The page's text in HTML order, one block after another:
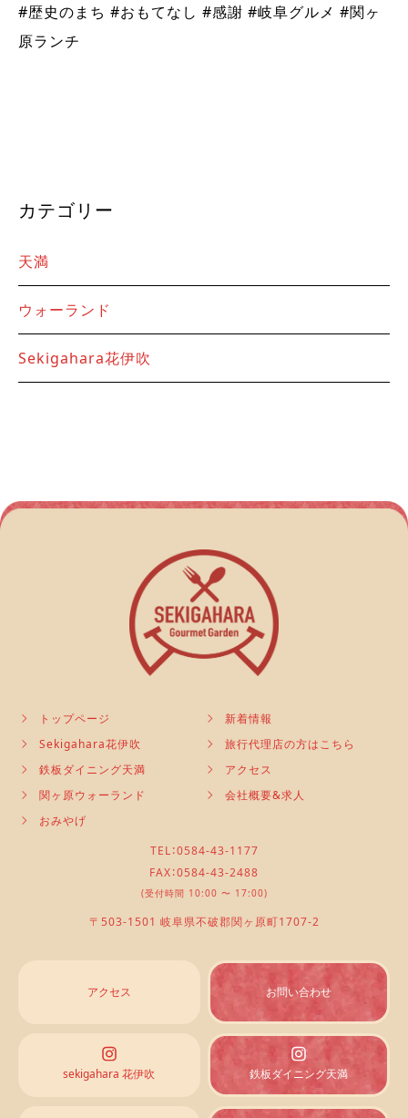
カテゴリー
天満
ウォーランド
Sekigahara花伊吹
#歴史のまち #おもてなし #感謝 #岐阜グルメ #関ヶ
原ランチ
トップページ
Sekigahara花伊吹
鉄板ダイニング天満
関ヶ原ウォーランド
おみやげ
新着情報
旅行代理店の方はこちら
アクセス
会社概要&求人
TEL：0584-43-1177
FAX：0584-43-2488
(受付時間 10:00 〜 17:00)
〒503-1501 岐阜県不破郡関ヶ原町1707-2
アクセス お問い合わせ
sekigahara 花伊吹 鉄板ダイニング天満